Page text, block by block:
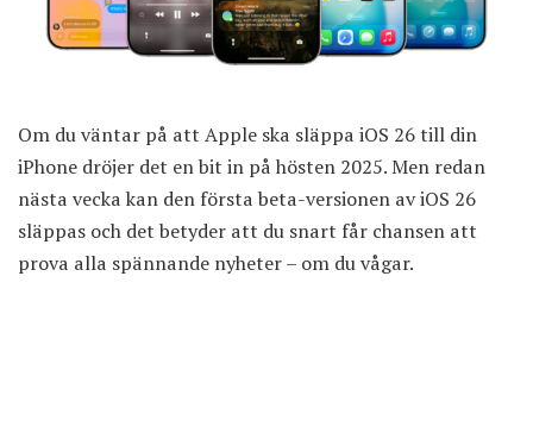
Om du väntar på att Apple ska släppa iOS 26till din
iPhone dröjer det en bit in på hösten 2025. Men redan
nästa vecka kan den första beta-versionen av iOS 26
släppas och det betyder att du snart får chansen att
prova alla spännande nyheter – om du vågar.